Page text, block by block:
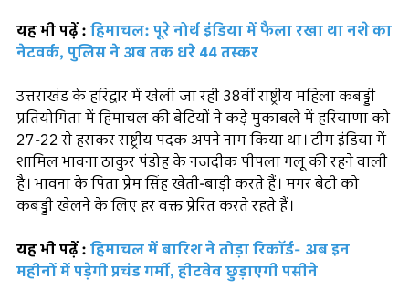
यह भी पढ़ें : हिमाचल: पूरे नोर्थ इंडिया में फैला रखा था नशे का
नेटवर्क, पुलिस ने अब तक धरे 44 तस्कर
उत्तराखंड के हरिद्वार में खेली जा रही 38वीं राष्ट्रीय महिला कबड्डी
प्रतियोगिता में हिमाचल की बेटियों ने कड़े मुकाबले में हरियाणा को
27-22 से हराकर राष्ट्रीय पदक अपने नाम किया था। टीम इंडिया में
शामिल भावना ठाकुर पंडोह के नजदीक पीपला गलू की रहने वाली
है। भावना के पिता प्रेम सिंह खेती-बाड़ी करते हैं। मगर बेटी को
कबड्डी खेलने के लिए हर वक्त प्रेरित करते रहते हैं।
यह भी पढ़ें : हिमाचल में बारिश ने तोड़ा रिकॉर्ड- अब इन
महीनों में पड़ेगी प्रचंड गर्मी, हीटवेव छुड़ाएगी पसीने